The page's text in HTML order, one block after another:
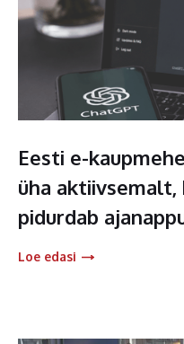
Eesti e-
üha aktiivsemalt,
pidurdab
Loe edasi